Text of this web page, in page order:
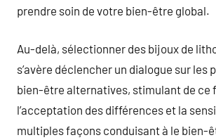
prendre soin de votre bien-être global.
Au-delà, sélectionner des bijoux de
s’avère déclencher un dialogue sur les
bien-être alternatives, stimulant de ce
l’acceptation des différences et la
multiples façons conduisant à le bien-